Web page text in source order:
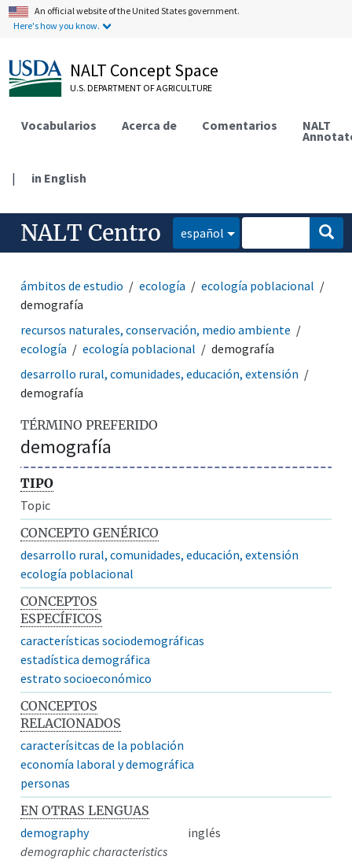
An official website of the United States government.
Here's how you know.
NALT Concept Space
U.S. DEPARTMENT OF AGRICULTURE
Vocabularios Acerca de Comentarios NALT
| in English
NALT Centro español
ámbitos de estudio ecología
ecología poblacional
demografía
recursos naturales, conservación, medio ambiente
ecología
ecología poblacional
demografía
desarrollo rural, comunidades, educación, extensión
demografía
TÉRMINO PREFERIDO
demografía
TIPO
Topic
CONCEPTO GENÉRICO
desarrollo rural, comunidades, educación, extensión
ecología poblacional
CONCEPTOS
ESPECÍFICOS
características sociodemográficas
estadística demográfica
estrato socioeconómico
CONCEPTOS
RELACIONADOS
caracterísitcas de la población
economía laboral y demográfica
personas
EN OTRAS LENGUAS
demography
inglés
demographic characteristics